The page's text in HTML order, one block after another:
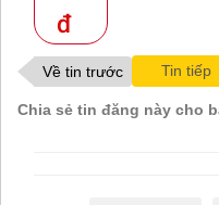
Về tin trước Tin tiếp
Chia sẻ tin đăng này cho